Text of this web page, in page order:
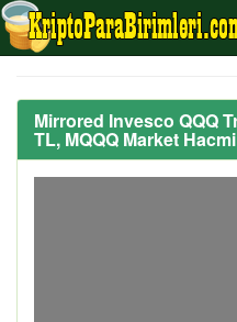
Mirrored Invesco QQQ
TL, MQQQ Market